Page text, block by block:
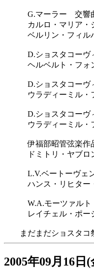
G.マーラー 交響
カルロ・マリア・
ベルリン・フィル
D.ショスタコーヴ
ヘルベルト・フォ
D.ショスタコーヴ
ウラディーミル・
D.ショスタコーヴ
ウラディーミル・
伊福部昭管弦楽作
ドミトリ・ヤブロ
L.V.ベートーヴェ
ハンス・リヒター
W.A.モーツァルト
レイチェル・ポー
まだまだショスタ
2005年09月16日(